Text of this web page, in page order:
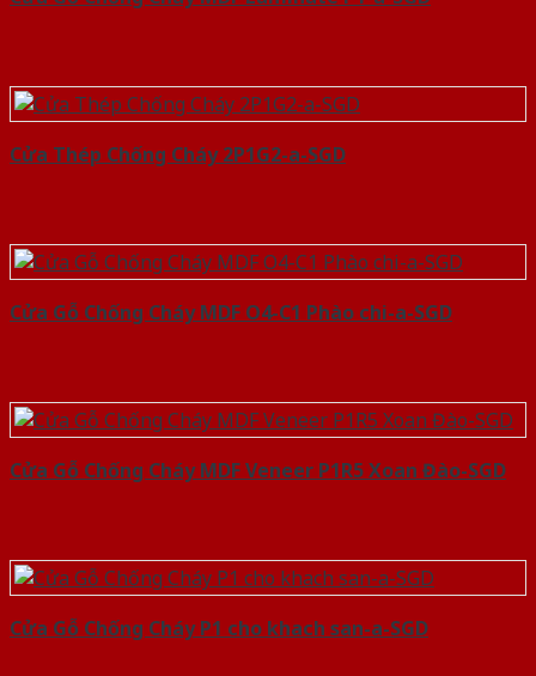
Cửa Thép Chống Cháy 2P1G2-a-SGD
Cửa Gỗ Chống Cháy MDF O4-C1 Phào chi-a-SGD
Cửa Gỗ Chống Cháy MDF Veneer P1R5 Xoan Đào-SGD
Cửa Gỗ Chống Cháy P1 cho khach san-a-SGD